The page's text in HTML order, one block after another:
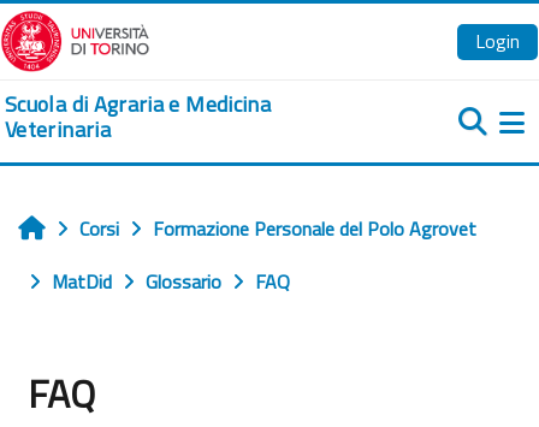
Vai al contenuto principale
Login
Scuola di Agraria e Medicina
Veterinaria
Home
Corsi
Formazione Personale del Polo Agrovet
MatDid
Glossario FAQ
FAQ